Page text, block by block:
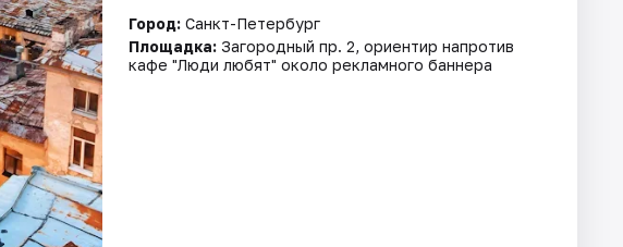
Город: Санкт-Петербург
Площадка: Загородный пр. 2, ориентир напротив
кафе "Люди любят" около рекламного баннера